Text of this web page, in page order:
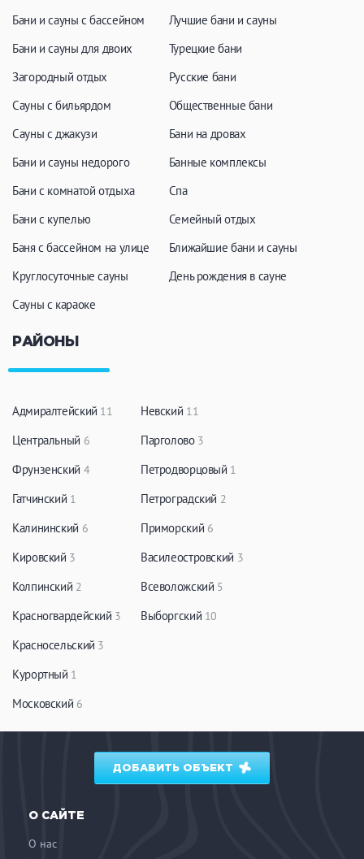
Бани и сауны с бассейном
Бани и сауны для двоих
Загородный отдых
Сауны с бильярдом
Сауны с джакузи
Бани и сауны недорого
Бани с комнатой отдыха
Бани с купелью
Баня с бассейном на улице
Круглосуточные сауны
Сауны с караоке
Лучшие бани и сауны
Турецкие бани
Русские бани
Общественные бани
Бани на дровах
Банные комплексы
Спа
Семейный отдых
Ближайшие бани и сауны
День рождения в сауне
РАЙОНЫ
Адмиралтейский 11
Центральный 6
Фрунзенский 4
Гатчинский 1
Калининский 6
Кировский 3
Колпинский 2
Красногвардейский 3
Красносельский 3
Курортный 1
Московский 6
Невский 11
Парголово 3
Петродворцовый 1
Петроградский 2
Приморский 6
Василеостровский 3
Всеволожский 5
Выборгский 10
ДОБАВИТЬ ОБЪЕКТ
О САЙТЕ
О нас